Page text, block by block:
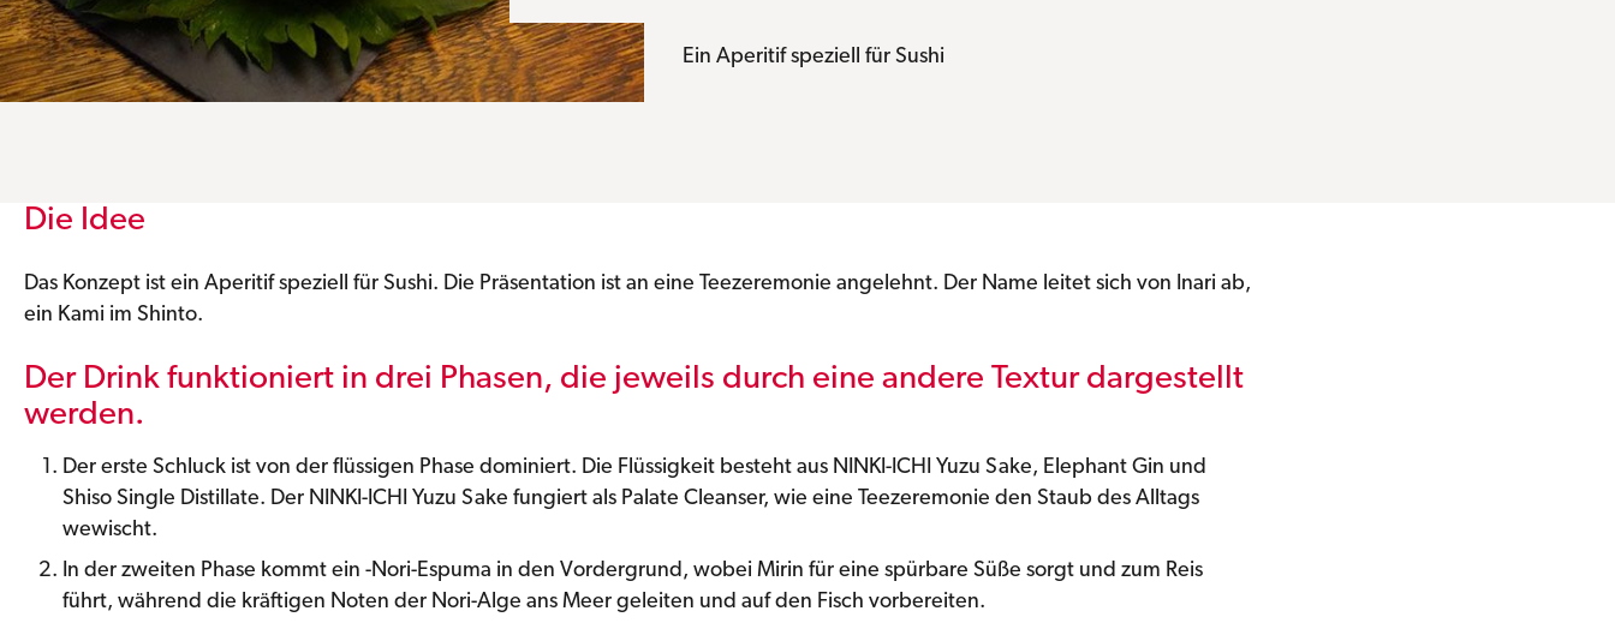
Ein Aperitif speziell für Sushi
Die Idee
Das Konzept ist ein Aperitif speziell für Sushi. Die Präsentation ist an eine Teezeremonie angelehnt. Der Name leitet sich von Inari ab,
ein Kami im Shinto.
Der Drink funktioniert in drei Phasen, die jeweils durch eine andere Textur dargestellt
werden.
Der erste Schluck ist von der flüssigen Phase dominiert. Die Flüssigkeit besteht aus NINKI-ICHI Yuzu Sake, Elephant Gin und
Shiso Single Distillate. Der NINKI-ICHI Yuzu Sake fungiert als Palate Cleanser, wie eine Teezeremonie den Staub des Alltags
wewischt.
In der zweiten Phase kommt ein -Nori-Espuma in den Vordergrund, wobei Mirin für eine spürbare Süße sorgt und zum Reis
führt, während die kräftigen Noten der Nori-Alge ans Meer geleiten und auf den Fisch vorbereiten.